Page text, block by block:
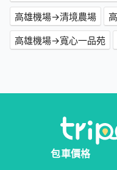
高雄機場→清境農場
高雄機場→寬心一品苑
包車價格